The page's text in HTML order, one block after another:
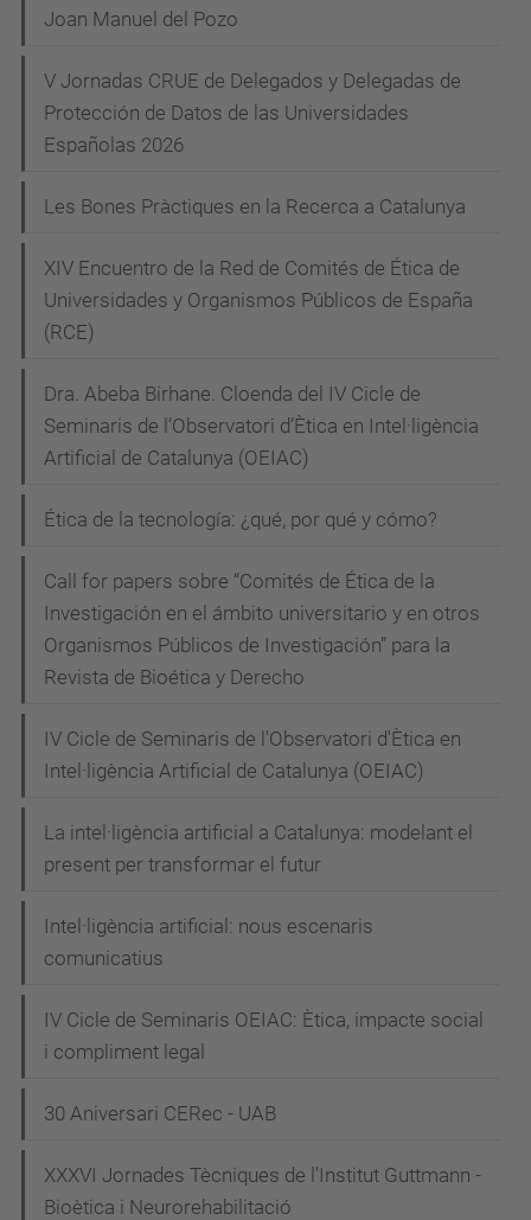
g
i
Joan Manuel del Pozo
V Jornadas CRUE de Delegados y Delegadas de
Protección de Datos de las Universidades
Españolas 2026
Les Bones Pràctiques en la Recerca a Catalunya
XIV Encuentro de la Red de Comités de Ética de
Universidades y Organismos Públicos de España
(RCE)
Dra. Abeba Birhane. Cloenda del IV Cicle de
Seminaris de l’Observatori d’Ètica en Intel·ligència
Artificial de Catalunya (OEIAC)
Ética de la tecnología: ¿qué, por qué y cómo?
Call for papers sobre “Comités de Ética de la
Investigación en el ámbito universitario y en otros
Organismos Públicos de Investigación” para la
Revista de Bioética y Derecho
IV Cicle de Seminaris de l'Observatori d'Ètica en
Intel·ligència Artificial de Catalunya (OEIAC)
La intel·ligència artificial a Catalunya: modelant el
present per transformar el futur
Intel·ligència artificial: nous escenaris
comunicatius
IV Cicle de Seminaris OEIAC: Ètica, impacte social
i compliment legal
30 Aniversari CERec - UAB
XXXVI Jornades Tècniques de l'Institut Guttmann -
Bioètica i Neurorehabilitació